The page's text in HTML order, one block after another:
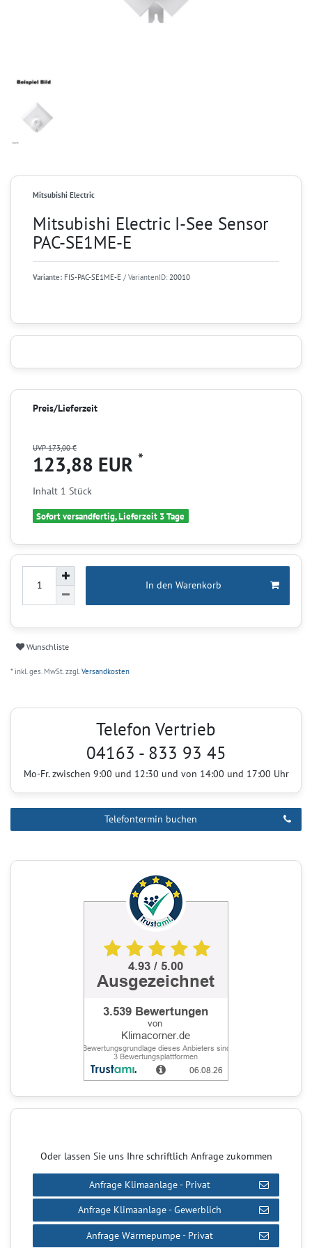
Mitsubishi Electric
Mitsubishi Electric I-See Sensor
PAC-SE1ME-E
Variante: FIS-PAC-SE1ME-E / VariantenID: 20010
Preis/Lieferzeit
UVP 173,00 €
123,88 EUR *
Inhalt 1 Stück
Sofort versandfertig, Lieferzeit 3 Tage
In den Warenkorb
Wunschliste
* inkl. ges. MwSt. zzgl.Versandkosten
Telefon Vertrieb
04163 - 833 93 45
Mo-Fr. zwischen 9:00 und 12:30 und von 14:00 und 17:00 Uhr
Telefontermin buchen
Oder lassen Sie uns Ihre schriftlich Anfrage zukommen
Anfrage Klimaanlage - Privat
Anfrage Klimaanlage - Gewerblich
Anfrage Wärmepumpe - Privat